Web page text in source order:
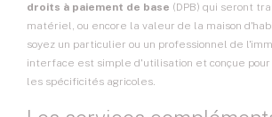
droits à paiement de base (DPB) qui seront
matériel, ou encore la valeur de la maison
soyez un particulier ou un professionnel de
interface est simple d'utilisation et conçue
les spécificités agricoles.